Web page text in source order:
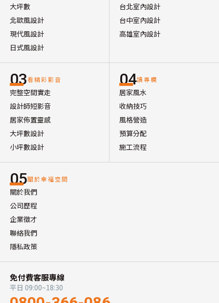
大坪數
北歐風設計
現代風設計
日式風設計
台北室內設計
台中室內設計
高雄室內設計
03看精彩影音
完整空間實走
設計師短影音
居家佈置靈感
大坪數設計
小坪數設計
04讀專欄
居家風水
收納技巧
風格營造
預算分配
施工流程
05關於幸福空間
關於我們
公司歷程
企業徵才
聯絡我們
隱私政策
免付費客服專線
平日 09:00~18:30